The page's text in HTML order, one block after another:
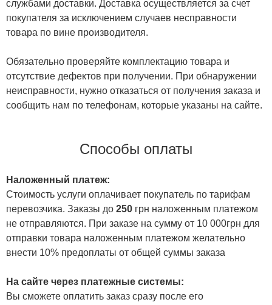
службами доставки. Доставка осуществляется за счет
покупателя за исключением случаев несправности
товара по вине производителя.
Обязательно проверяйте комплектацию товара и
отсутствие дефектов при получении. При обнаружении
неисправности, нужно отказаться от получения заказа и
сообщить нам по телефонам, которые указаны на сайте.
Способы оплаты
Наложенный платеж:
Стоимость услуги оплачивает покупатель по тарифам
перевозчика. Заказы до 250 грн наложенным платежом
не отправляются. При заказе на сумму от 10 000грн для
отправки товара наложенным платежом желательно
внести 10% предоплаты от общей суммы заказа
На сайте через платежные системы:
Вы сможете оплатить заказ сразу после его